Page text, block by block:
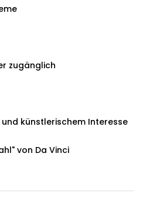
zugänglich
künstlerischem Interesse
von Da Vinci